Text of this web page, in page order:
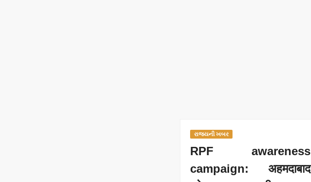
રાજ્યની ખબર
RPF awareness
campaign: अहमदाबाद